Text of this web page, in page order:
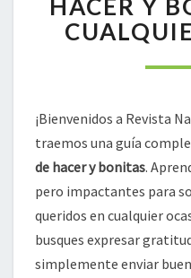
HACER Y
¡Bienvenidos a Revista
traemos una guía
de hacer y bonitas.
pero impactantes para
queridos en cualquier
busques expresar
simplemente enviar